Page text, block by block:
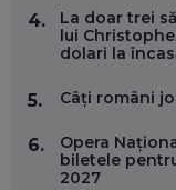
CARIERĂ
EP. 56
EP. 55
4.
La doar trei
lui
dolari la
5. Câți români
6.
Opera
biletele
2027